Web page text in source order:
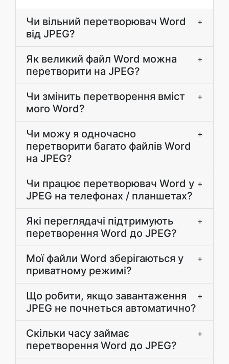
Чи вільний перетворювач Word
від JPEG?
+
Як великий файл Word можна
перетворити на JPEG?
+
Чи змінить перетворення вміст
мого Word?
+
Чи можу я одночасно
перетворити багато файлів Word
на JPEG?
+
Чи працює перетворювач Word у
JPEG на телефонах / планшетах?
+
Які переглядачі підтримують
перетворення Word до JPEG?
+
Мої файли Word зберігаються у
приватному режимі?
+
Що робити, якщо завантаження
JPEG не почнеться автоматично?
+
Скільки часу займає
перетворення Word до JPEG?
+